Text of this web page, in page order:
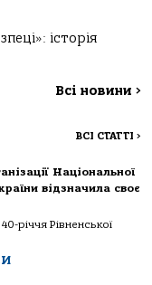
історія
Всі новини >
ВСІ СТАТТІ >
Національної
відзначила своє
річчя Рівненської